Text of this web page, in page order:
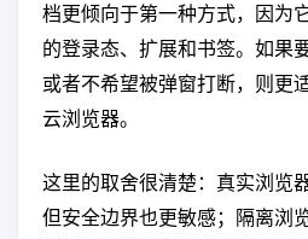
档更倾向于第一种方式，因为
的登录态、扩展和书签。如果
或者不希望被弹窗打断，则更
云浏览器。
这里的取舍很清楚：真实浏览
但安全边界也更敏感；隔离浏